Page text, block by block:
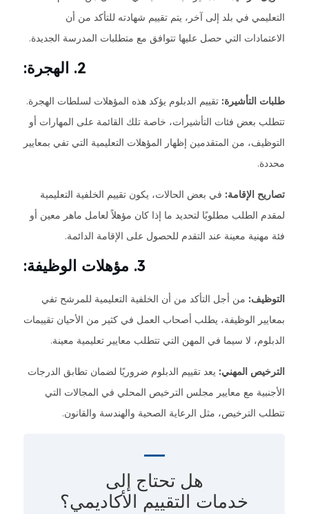
التعليمي في بلد إلى آخر، يتم تقييم شهادته للتأكد من أن
الاعتمادات التي حصل عليها تتوافق مع متطلبات المدرسة الجديدة.
2. الهجرة:
طلبات التأشيرة: تقييم الدبلوم يؤكد هذه المؤهلات لسلطات الهجرة.
تتطلب بعض فئات التأشيرات، خاصة تلك القائمة على المهارات أو
التوظيف، من المتقدمين إظهار المؤهلات التعليمية التي تفي بمعايير
محددة.
تصاريح الإقامة: في بعض الحالات، يكون تقييم الخلفية التعليمية
لمقدم الطلب مطلوبًا لتحديد ما إذا كان مؤهلاً لعامل ماهر معين أو
فئة مهنية معينة عند التقدم للحصول على الإقامة الدائمة.
3. مؤهلات الوظيفة:
التوظيف: من أجل التأكد من أن الخلفية التعليمية للمرشح تفي
بمعايير الوظيفة، يطلب أصحاب العمل في كثير من الأحيان تقييمات
الدبلوم، لا سيما في المهن التي تتطلب معايير تعليمية معينة.
الترخيص المهني: يعد تقييم الدبلوم ضروريًا لضمان تطابق الدرجات
الأجنبية مع معايير مجلس الترخيص المحلي في المجالات التي
تتطلب الترخيص، مثل الرعاية الصحية والهندسة والقانون.
هل تحتاج إلى
خدمات التقييم الأكاديمي؟